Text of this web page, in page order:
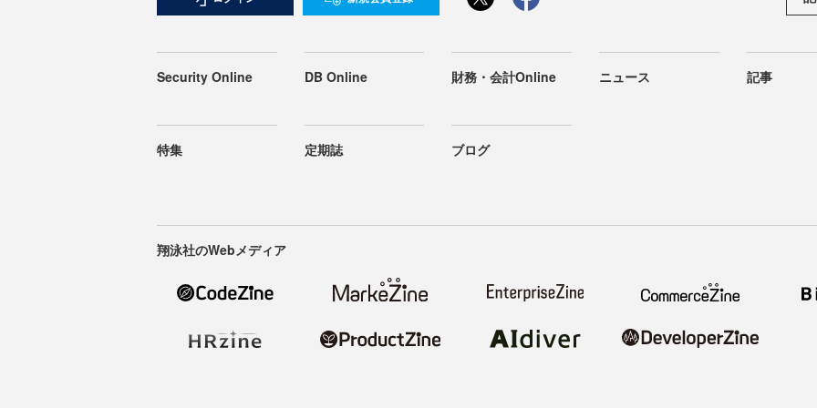
Security Online DB Online 財務・会計Online ニュース 記事
特集 定期誌 ブログ
翔泳社のWebメディア